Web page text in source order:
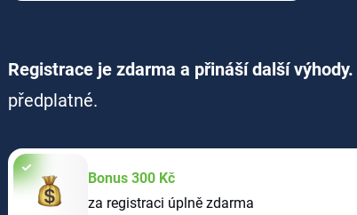
Registrace je zdarma a přináší další výhody.
předplatné.
Bonus 300 Kč
za registraci úplně zdarma